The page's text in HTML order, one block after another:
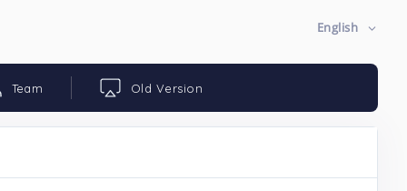
English
Team Old Version